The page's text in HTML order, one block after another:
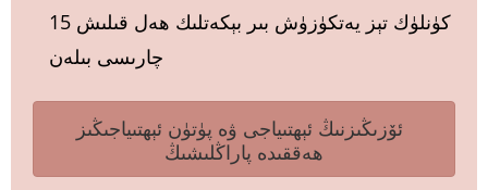
15 كۈنلۈك تېز يەتكۈزۈش بىر بېكەتلىك ھەل قىلىش
چارىسى بىلەن
ئۆزىڭىزنىڭ ئېھتىياجى ۋە پۈتۈن ئېھتىياجىڭىز
ھەققىدە پاراڭلىشىڭ